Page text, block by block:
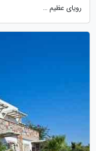
رویای عظیم …